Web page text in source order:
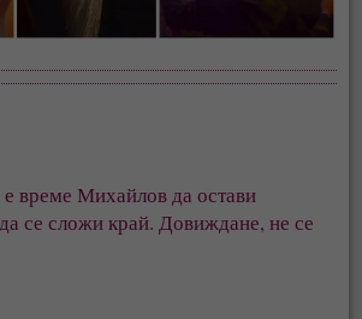
време Михайлов да остави
се сложи край. Довиждане, не се